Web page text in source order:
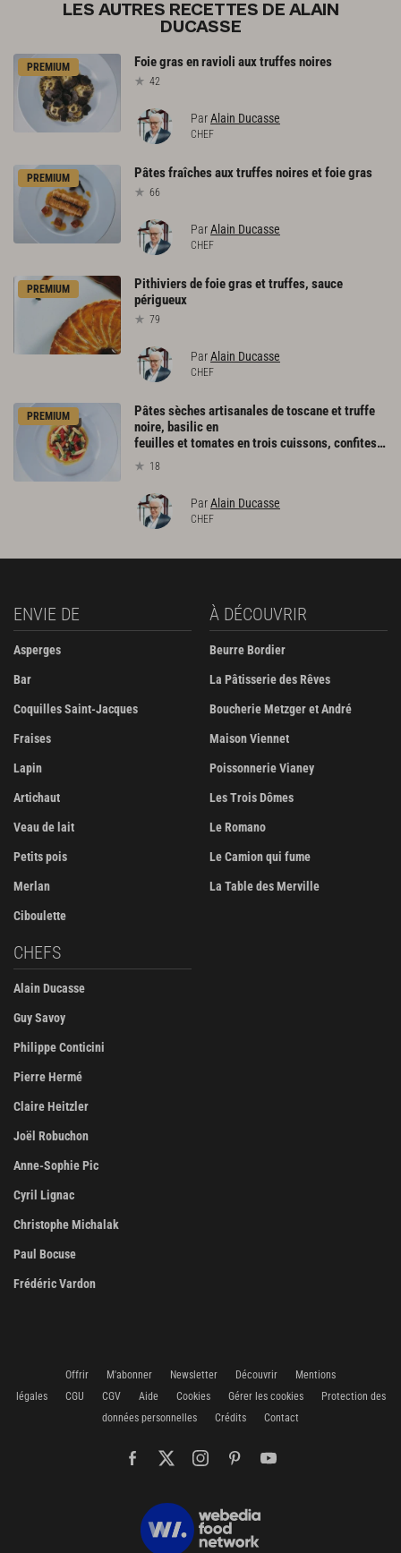
LES AUTRES RECETTES DE ALAIN
DUCASSE
PREMIUM Foiegrasenravioli auxtruffesnoires
42
ParAlain Ducasse
CHEF
PREMIUM Pâtesfraîchesauxtruffesnoiresetfoiegras
66
ParAlain Ducasse
CHEF
PREMIUM Pithiviersdefoiegrasettruffes, sauce
périgueux
79
ParAlain Ducasse
CHEF
PREMIUM
Pâtes sèches artisanales de toscane et truffe
noire, basilic en
feuilles et tomates en trois cuissons, confites en julienne, poêlées chaudes et concassées
18
ParAlain Ducasse
CHEF
ENVIE DE
Asperges
Bar
Coquilles Saint-Jacques
Fraises
Lapin
Artichaut
Veau de lait
Petits pois
Merlan
Ciboulette
À DÉCOUVRIR
Beurre Bordier
La Pâtisserie des Rêves
Boucherie Metzger et André
Maison Viennet
Poissonnerie Vianey
Les Trois Dômes
Le Romano
Le Camion qui fume
La Table des Merville
CHEFS
Alain Ducasse
Guy Savoy
Philippe Conticini
Pierre Hermé
Claire Heitzler
Joël Robuchon
Anne-Sophie Pic
Cyril Lignac
Christophe Michalak
Paul Bocuse
Frédéric Vardon
Offrir M'abonner Newsletter Découvrir
Mentions
légales
CGU CGV Aide Cookies Gérer les cookies
Protection des
données personnelles
Crédits Contact